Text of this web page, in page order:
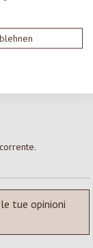
altri clienti.
tue opinioni